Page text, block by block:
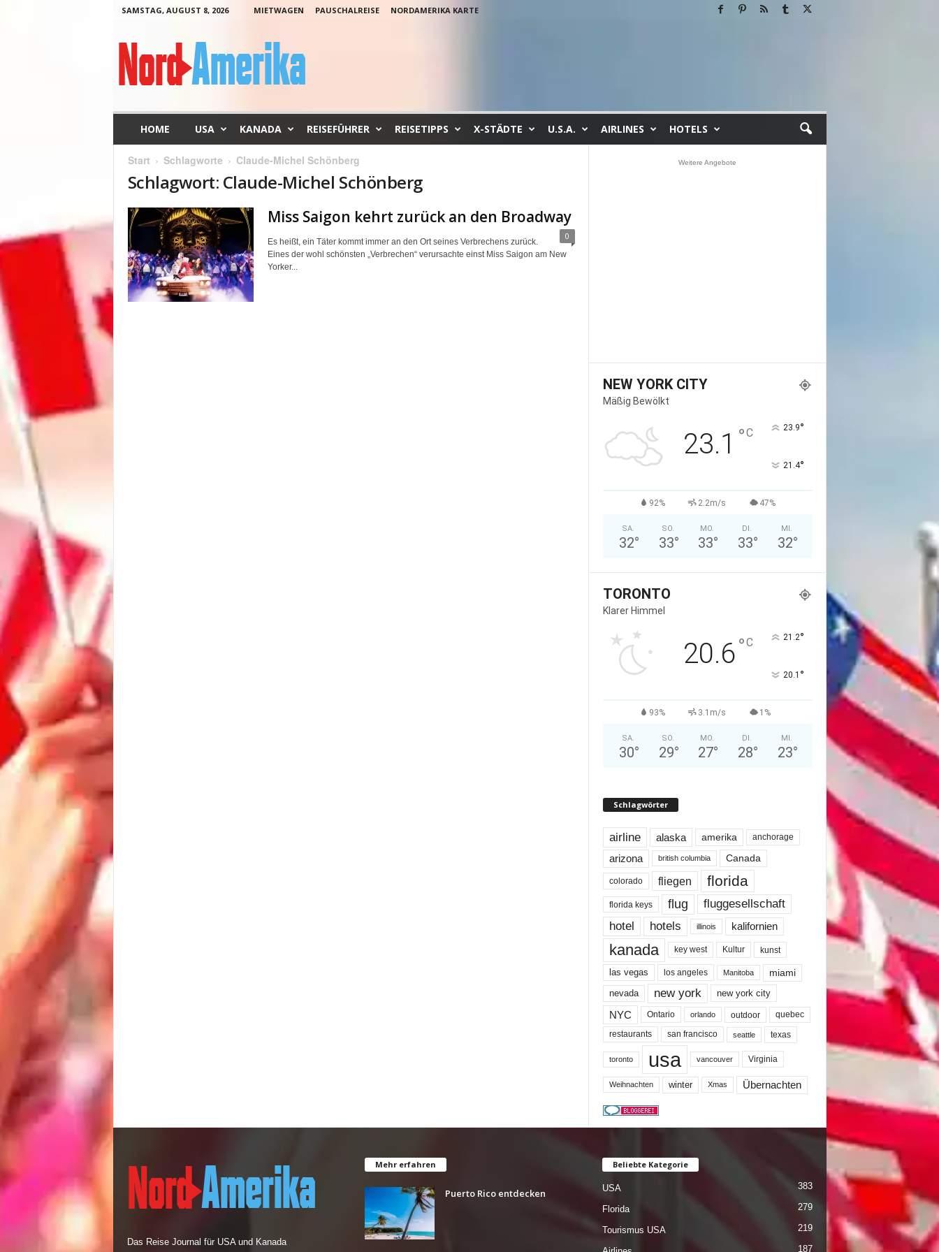
SAMSTAG, AUGUST 8, 2026 MIETWAGEN PAUSCHALREISE NORDAMERIKA KARTE
HOME USA KANADA REISEFÜHRER REISETIPPS X-STÄDTE U.S.A. AIRLINES HOTELS
Start Schlagworte Claude-Michel Schönberg
Schlagwort: Claude-Michel Schönberg
Miss Saigon kehrt zurück an den Broadway
0
Es heißt, ein Täter kommt immer an den Ort seines Verbrechens zurück.
Eines der wohl schönsten „Verbrechen“ verursachte einst Miss Saigon am New
Yorker...
Weitere Angebote
NEW YORK CITY
Mäßig Bewölkt
23.1 °C 23.9°
21.4°
92% 2.2m/s 47%
SA.
32°
SO.
33°
MO.
33°
DI.
33°
MI.
32°
TORONTO
Klarer Himmel
20.6°C 21.2°
20.1 °
93% 3.1m/s 1%
SA.
30°
SO.
29°
MO.
27°
DI.
28°
MI.
23°
Schlagwörter
airline alaska amerika anchorage
arizona british columbia Canada
colorado fliegen florida
florida keys flug
fluggesellschaft
hotel
hotels illinois kalifornien
kanada key west Kultur kunst
las vegas los angeles Manitoba miami
nevada new york new york city
NYC Ontario orlando outdoor quebec
restaurants san francisco seattle texas
toronto usa vancouver Virginia
Weihnachten winter Xmas Übernachten
Das Reise Journal für USA und Kanada
Mehr erfahren
Puerto Rico entdecken
Beliebte Kategorie
USA 383
Florida 279
Tourismus USA 219
187